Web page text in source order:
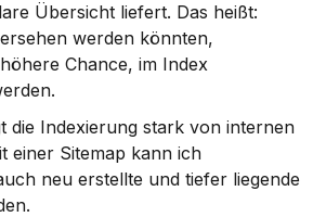
Übersicht liefert. Das heißt:
werden könnten,
Chance, im Index
die Indexierung stark von internen
einer Sitemap kann ich
neu erstellte und tiefer liegende